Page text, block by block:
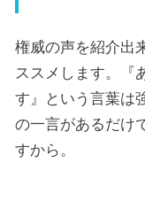
権威の声を紹介出
ススメします。『
す』という言葉は
の一言があるだけ
すから。